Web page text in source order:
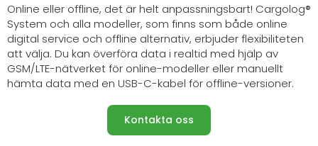
Online eller offline, det är helt anpassningsbart! Cargolog®
System och alla modeller, som finns som både online
digital service och offline alternativ, erbjuder flexibiliteten
att välja. Du kan överföra data i realtid med hjälp av
GSM/LTE-nätverket för online-modeller eller manuellt
hämta data med en USB-C-kabel för offline-versioner.
Kontakta oss